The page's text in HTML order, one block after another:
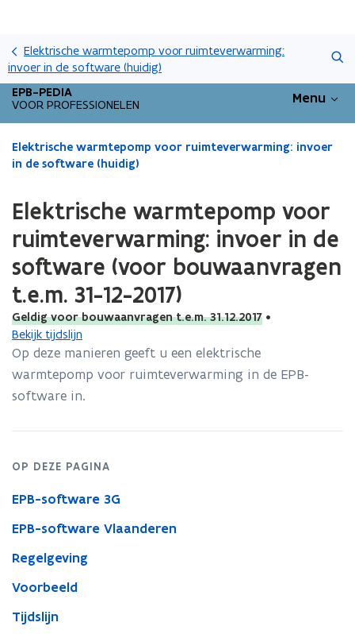
en
de
Elektrische warmtepomp voor ruimteverwarming:
invoer in de software (huidig)
Zoeken
EPB-PEDIA
VOOR PROFESSIONELEN Menu
Gedaan
met
bevindt
op:
Elektrische
warmtepomp
voor
ruimteverwarming:
invoer
software
(voor
12-
Elektrische warmtepomp voor ruimteverwarming: invoer
in de software (huidig)
Elektrische warmtepomp voor
ruimteverwarming: invoer in de
software (voor bouwaanvragen
t.e.m. 31-12-2017)
Geldig voor bouwaanvragen t.e.m. 31.12.2017 •
Bekijk tijdslijn
Op deze manieren geeft u een elektrische
warmtepomp voor ruimteverwarming in de EPB-
software in.
OP DEZE PAGINA
EPB-software 3G
EPB-software Vlaanderen
Regelgeving
Voorbeeld
Tijdslijn